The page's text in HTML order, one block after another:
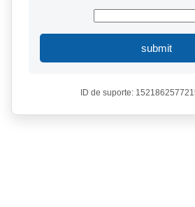
submit
ID de suporte: